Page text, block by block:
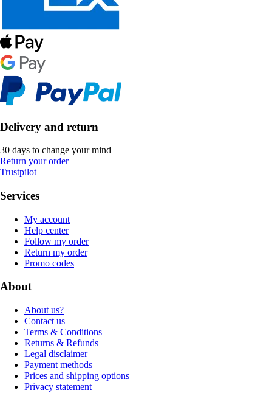
Delivery and return
30 days to change your mind
Return your order
Trustpilot
Services
My account
Help center
Follow my order
Return my order
Promo codes
About
About us?
Contact us
Terms & Conditions
Returns & Refunds
Legal disclaimer
Payment methods
Prices and shipping options
Privacy statement